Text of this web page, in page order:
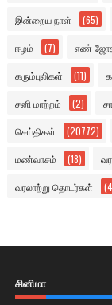
இன்றைய நாள் (65)
ஈழம் (7) எண்
கரும்புலிகள் (11)
சனி மாற்றம் (2)
செய்திகள் (20772)
மண்வாசம் (18)
வரலாற்று தொடர்கள்
சினிமா